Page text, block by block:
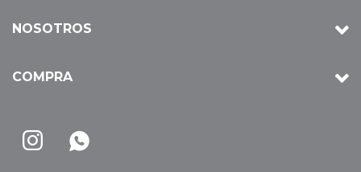
 
NOSOTROS
COMPRA